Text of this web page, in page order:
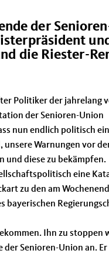
der
die Riester-
Politiker der jahrelang
der Senioren-Union
nun endlich politisch
Warnungen vor
und diese zu bekämpfen.
eine
zu den am
bayerischen
Ihn zu stoppen
Senioren-Union an.